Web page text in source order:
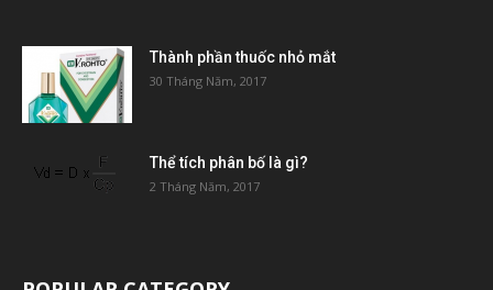
Thành phần thuốc nhỏ mắt
30 Tháng Năm, 2017
Thể tích phân bố là gì?
2 Tháng Năm, 2017